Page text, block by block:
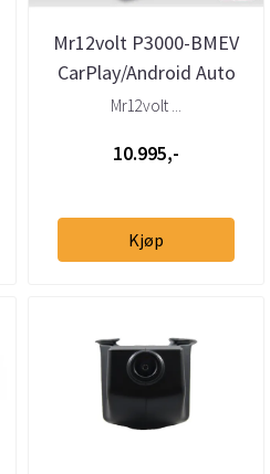
Mr12volt P3000-BMEV
CarPlay/Android Auto
BMW EVO ID5/ID6
Mr12volt ...
10.995,-
Kjøp